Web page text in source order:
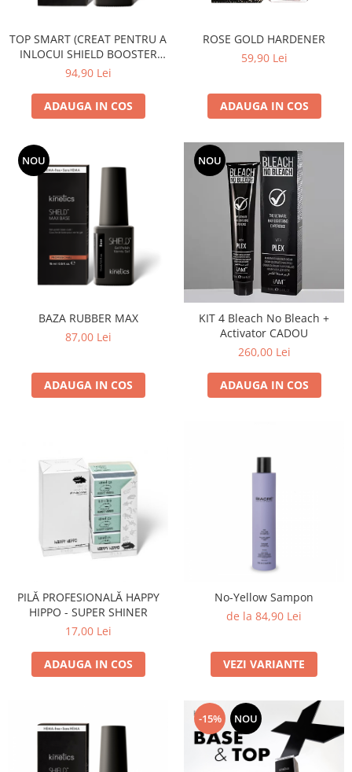
TOP SMART (CREAT PENTRU A
INLOCUI SHIELD BOOSTER
TACK FREE TOP COAT)
94,90 Lei
ADAUGA IN COS
ROSE GOLD HARDENER
59,90 Lei
ADAUGA IN COS
NOU
BAZA RUBBER MAX
87,00 Lei
ADAUGA IN COS
NOU
KIT 4 Bleach No Bleach +
Activator CADOU
260,00 Lei
ADAUGA IN COS
PILĂ PROFESIONALĂ HAPPY
HIPPO - SUPER SHINER
17,00 Lei
ADAUGA IN COS
No-Yellow Sampon
de la 84,90 Lei
VEZI VARIANTE
-15% NOU